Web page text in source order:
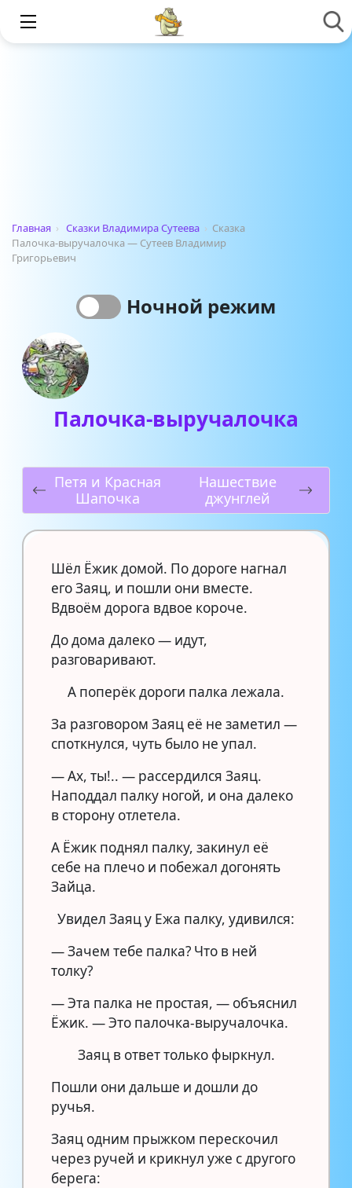
Главная › Сказки Владимира Сутеева › Сказка
Палочка-выручалочка — Сутеев Владимир
Григорьевич
Ночной режим
Палочка-выручалочка
Петя и Красная
Шапочка
Нашествие
джунглей
Шёл Ёжик домой. По дороге нагнал
его Заяц, и пошли они вместе.
Вдвоём дорога вдвое короче.
До дома далеко — идут,
разговаривают.
А поперёк дороги палка лежала.
За разговором Заяц её не заметил —
споткнулся, чуть было не упал.
— Ах, ты!.. — рассердился Заяц.
Наподдал палку ногой, и она далеко
в сторону отлетела.
А Ёжик поднял палку, закинул её
себе на плечо и побежал догонять
Зайца.
Увидел Заяц у Ежа палку, удивился:
— Зачем тебе палка? Что в ней
толку?
— Эта палка не простая, — объяснил
Ёжик. — Это палочка-выручалочка.
Заяц в ответ только фыркнул.
Пошли они дальше и дошли до
ручья.
Заяц одним прыжком перескочил
через ручей и крикнул уже с другого
берега: